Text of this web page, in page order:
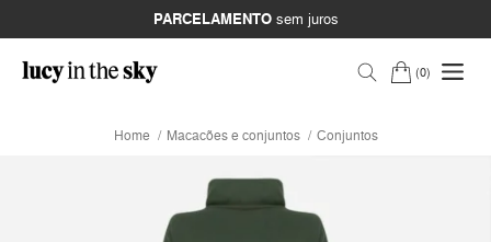
PARCELAMENTOsem juros
0
Home Macacões e conjuntos Conjuntos